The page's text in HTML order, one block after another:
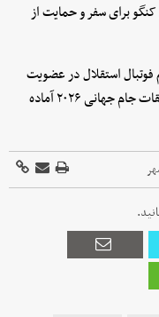
کنگو برای سفر و حمایت از
فوتبال استقلال در عضویت
تیم ملی کنگو است و خود را برای حضور در مسابقات جام جهانی ۲۰۲۶ آماده